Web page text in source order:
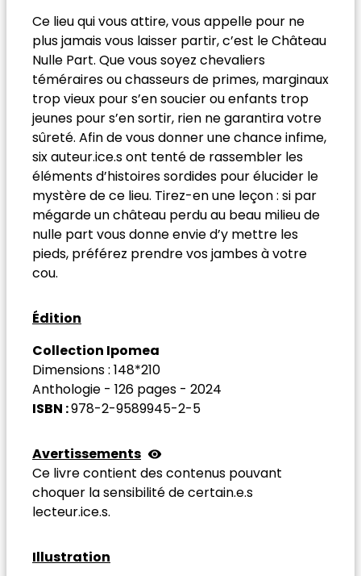
Ce lieu qui vous attire, vous appelle pour ne
plus jamais vous laisser partir, c’est le Château
Nulle Part. Que vous soyez chevaliers
téméraires ou chasseurs de primes, marginaux
trop vieux pour s’en soucier ou enfants trop
jeunes pour s’en sortir, rien ne garantira votre
sûreté. Afin de vous donner une chance infime,
six auteur.ice.s ont tenté de rassembler les
éléments d’histoires sordides pour élucider le
mystère de ce lieu. Tirez-en une leçon : si par
mégarde un château perdu au beau milieu de
nulle part vous donne envie d’y mettre les
pieds, préférez prendre vos jambes à votre
cou.
Édition
Collection Ipomea
Dimensions : 148*210
Anthologie - 126 pages - 2024
ISBN :978-2-9589945-2-5
Avertissements
Ce livre contient des contenus pouvant
choquer la sensibilité de certain.e.s
lecteur.ice.s.
Illustration